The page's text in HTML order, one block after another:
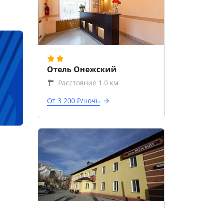
Отель Онежский
Расстояние 1.0 км
От 3 200 ₽/ночь